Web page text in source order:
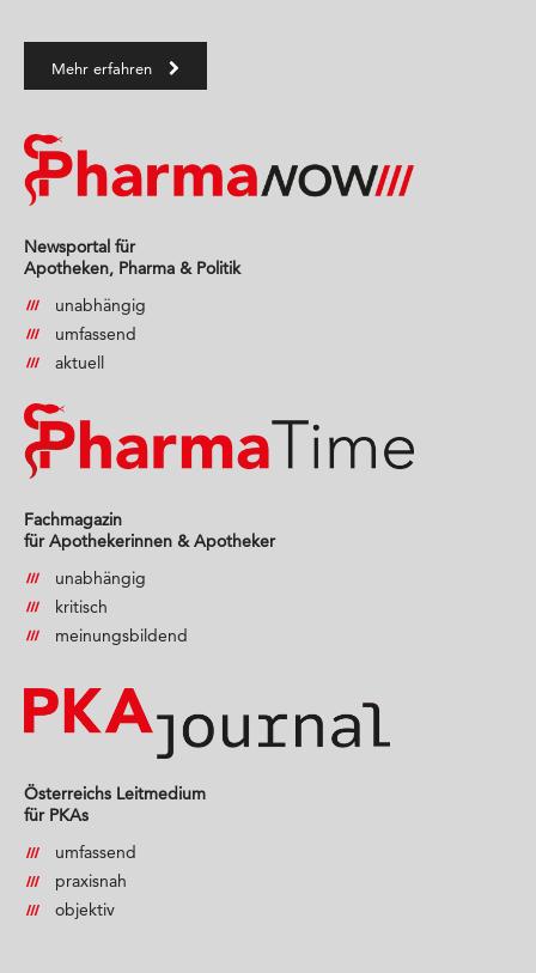
Mehr erfahren
Newsportal für
Apotheken, Pharma & Politik
unabhängig
umfassend
aktuell
Fachmagazin
für Apothekerinnen & Apotheker
unabhängig
kritisch
meinungsbildend
Österreichs Leitmedium
für PKAs
umfassend
praxisnah
objektiv